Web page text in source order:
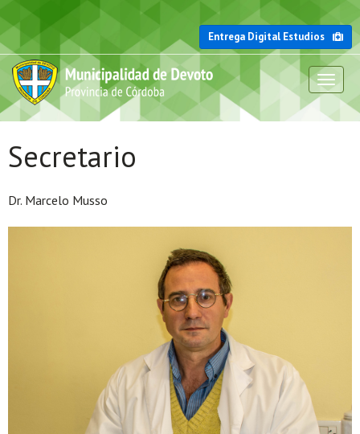
Entrega Digital Estudios
Secretario
Dr. Marcelo Musso